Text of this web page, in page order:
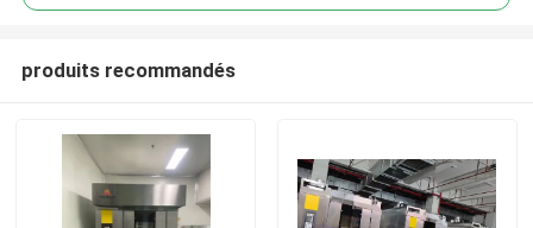
produits recommandés